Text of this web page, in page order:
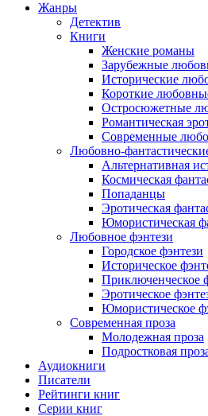
Жанры
Детектив
Книги
Женские романы
Зарубежные
Исторические
Короткие
Остросюжетные
Романтическая
Современные
Любовно-
Альтернативная
Космическая
Попаданцы
Эротическая
Юмористическая
Любовное фэнтези
Городское фэнтези
Историческое
Приключенческое
Эротическое
Юмористическое
Современная проза
Молодежная проза
Подростковая
Аудиокниги
Писатели
Рейтинги книг
Серии книг